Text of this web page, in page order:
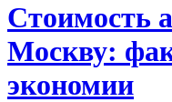
Стоимость
Москву:
экономии